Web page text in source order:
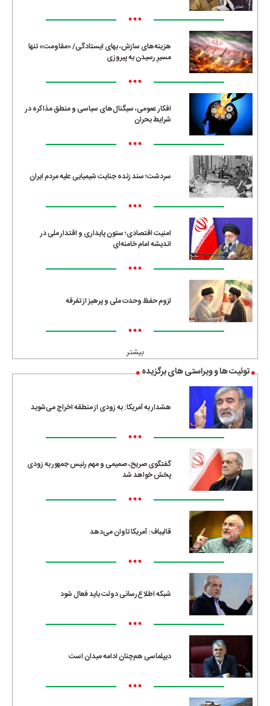
•••
هزینه‌های سازش، بهای ایستادگی/ «مقاومت» تنها
مسیرِ رسیدن به پیروزی
•••
افکار عمومی، سیگنال‌های سیاسی و منطق مذاکره در
شرایط بحران
•••
سردشت؛ سند زنده جنایت شیمیایی علیه مردم ایران
•••
امنیت اقتصادی؛ ستون پایداری و اقتدار ملی در
اندیشه امام خامنه‌ای
•••
لزوم حفظ وحدت ملی و پرهیز از تفرقه
•••
بیشتر
توئیت ها و ویراستی های برگزیده
هشدار به آمریکا: به زودی از منطقه اخراج می‌شوید
•••
گفتگوی صریح، صمیمی و مهم رئیس جمهور به زودی
پخش خواهد شد
•••
قالیباف: آمریکا تاوان می‌دهد
•••
شبکه اطلاع‌رسانی دولت باید فعال شود
•••
دیپلماسی هم‌چنان ادامه میدان است
•••